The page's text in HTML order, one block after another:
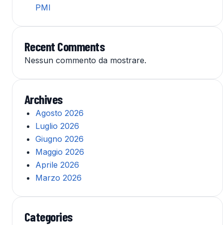
PMI
Recent Comments
Nessun commento da mostrare.
Archives
Agosto 2026
Luglio 2026
Giugno 2026
Maggio 2026
Aprile 2026
Marzo 2026
Categories